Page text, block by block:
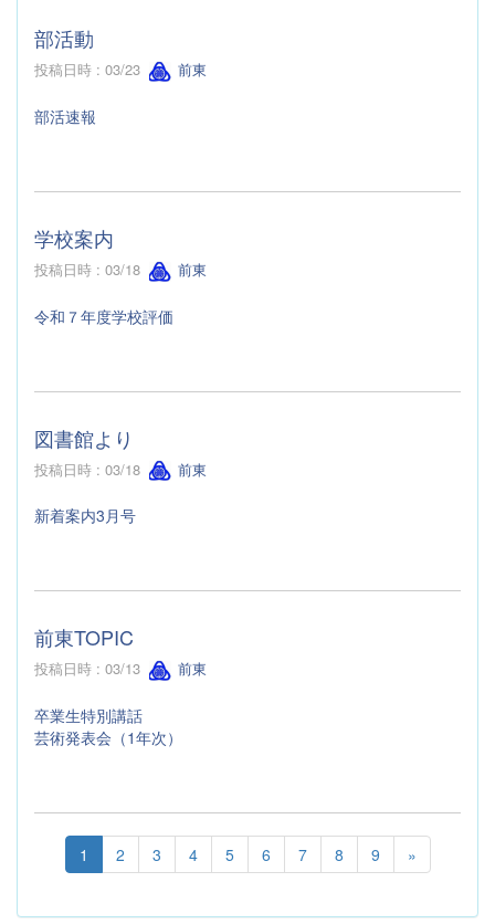
部活動
投稿日時 : 03/23 前東
部活速報
学校案内
投稿日時 : 03/18 前東
令和７年度学校評価
図書館より
投稿日時 : 03/18 前東
新着案内3月号
前東TOPIC
投稿日時 : 03/13 前東
卒業生特別講話
芸術発表会（1年次）
1 2 3 4 5 6 7 8 9 »